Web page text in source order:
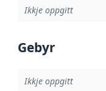
Ikkje oppgitt
Gebyr
Ikkje oppgitt